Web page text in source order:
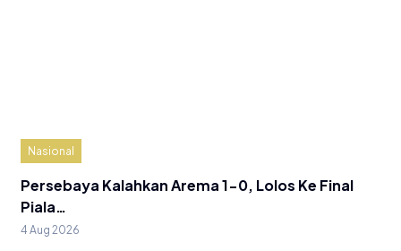
Nasional
Persebaya Kalahkan Arema 1-0, Lolos Ke Final
Piala…
4 Aug 2026